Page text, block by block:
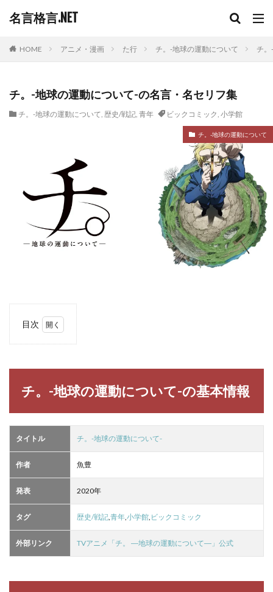
名言格言.NET
HOME アニメ・漫画 た行 チ。-地球の運動について チ。
チ。-地球の運動について-の名言・名セリフ集
チ。-地球の運動について, 歴史/戦記, 青年 ビックコミック, 小学館
チ。-地球の運動について
目次
動に
つい
情報
チ。-
地球
動に
つい
て-の
キン
グ
チ。-地球の運動について-の基本情報
タイトル チ。-地球の運動について-
作者 魚豊
発表 2020年
タグ 歴史/戦記,青年,小学館, ビックコミック
外部リンク TVアニメ「チ。 ―地球の運動について―」公式